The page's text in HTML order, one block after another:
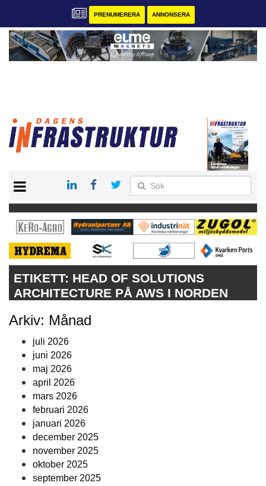
PRENUMERERA ANNONSERA
KONTAKT
VÅRA ANDRA MAGASIN
PRENUMERERA
ANNONSERA
ETIKETT: HEAD OF SOLUTIONS
ARCHITECTURE PÅ AWS I NORDEN
Arkiv: Månad
juli 2026
juni 2026
maj 2026
april 2026
mars 2026
februari 2026
januari 2026
december 2025
november 2025
oktober 2025
september 2025